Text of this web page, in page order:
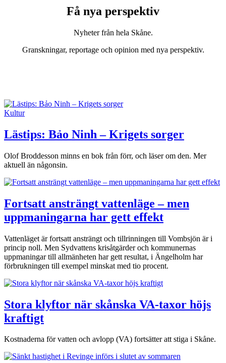
Få nya perspektiv
Nyheter från hela Skåne.
Granskningar, reportage och opinion med nya perspektiv.
Kultur
Lästips: Bảo Ninh – Krigets sorger
Olof Broddesson minns en bok från förr, och läser om den. Mer
aktuell än någonsin.
Fortsatt ansträngt vattenläge – men
uppmaningarna har gett effekt
Vattenläget är fortsatt ansträngt och tillrinningen till Vombsjön är i
princip noll. Men Sydvattens krisåtgärder och kommunernas
uppmaningar till allmänheten har gett resultat, i Ängelholm har
förbrukningen till exempel minskat med tio procent.
Stora klyftor när skånska VA-taxor höjs
kraftigt
Kostnaderna för vatten och avlopp (VA) fortsätter att stiga i Skåne.